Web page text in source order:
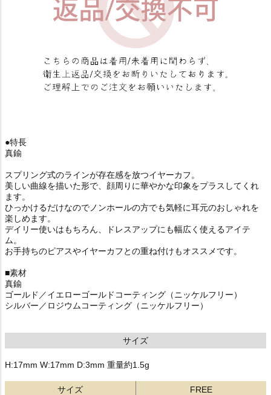
●特長
真鍮
スプリング式のラインが存在感を放つイヤーカフ。
美しい曲線を描いた形で、顔周りに華やかな印象をプラスしてくれ
ます。
ひっかけるだけなのでノンホールの方でも気軽に耳元のおしゃれを
楽しめます。
デイリー使いはもちろん、ドレスアップにも幅広く使えるアイテ
ム。
お手持ちのピアスやイヤーカフとの重ね付けもオススメです。
■素材
真鍮
ゴールド／イエローゴールドコーティング（ニッケルフリー）
シルバー／ロジウムコーティング（ニッケルフリー）
サイズ
H:17mm W:17mm D:3mm 重量約1.5g
サイズ
FREE